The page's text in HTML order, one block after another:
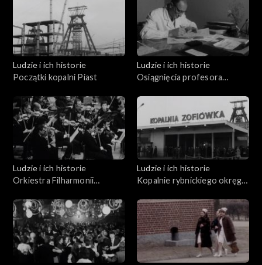
Ludzie i ich historie
Początki kopalni Piast
Ludzie i ich historie
Osiągnięcia profesora
Ludzie i ich historie
Orkiestra Filharmonii
Ludzie i ich historie
Kopalnie rybnickiego okręgu